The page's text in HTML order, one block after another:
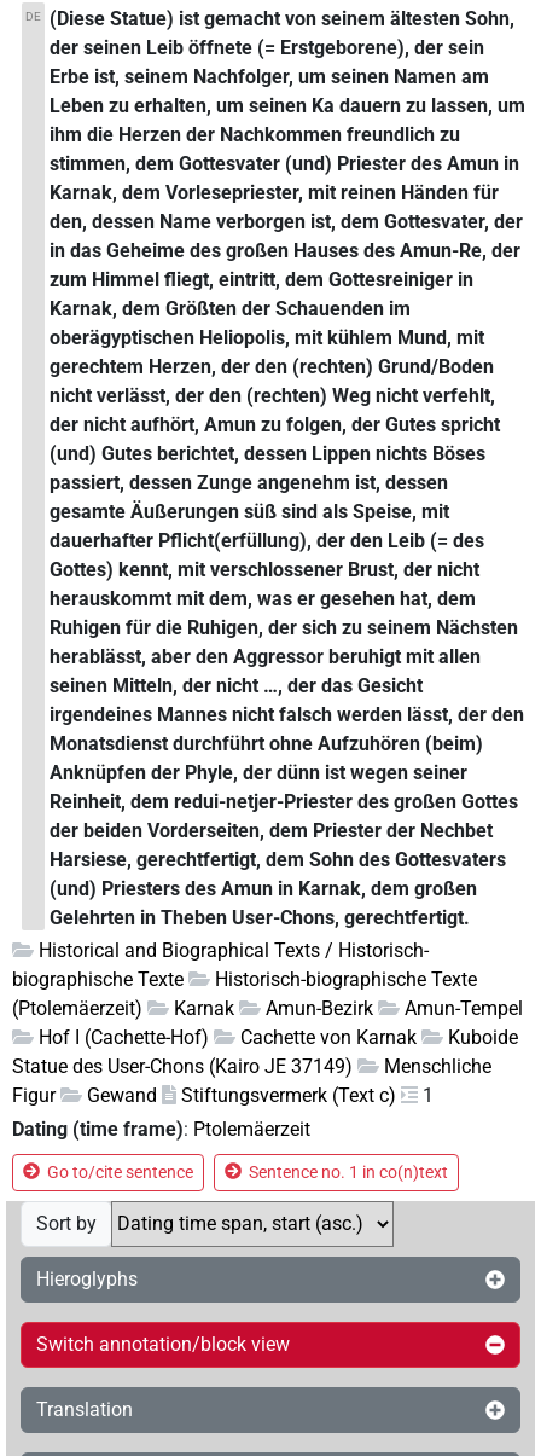
DE
(Diese Statue) ist gemacht von seinem ältesten Sohn,
der seinen Leib öffnete (= Erstgeborene), der sein
Erbe ist, seinem Nachfolger, um seinen Namen am
Leben zu erhalten, um seinen Ka dauern zu lassen, um
ihm die Herzen der Nachkommen freundlich zu
stimmen, dem Gottesvater (und) Priester des Amun in
Karnak, dem Vorlesepriester, mit reinen Händen für
den, dessen Name verborgen ist, dem Gottesvater, der
in das Geheime des großen Hauses des Amun-Re, der
zum Himmel fliegt, eintritt, dem Gottesreiniger in
Karnak, dem Größten der Schauenden im
oberägyptischen Heliopolis, mit kühlem Mund, mit
gerechtem Herzen, der den (rechten) Grund/Boden
nicht verlässt, der den (rechten) Weg nicht verfehlt,
der nicht aufhört, Amun zu folgen, der Gutes spricht
(und) Gutes berichtet, dessen Lippen nichts Böses
passiert, dessen Zunge angenehm ist, dessen
gesamte Äußerungen süß sind als Speise, mit
dauerhafter Pflicht(erfüllung), der den Leib (= des
Gottes) kennt, mit verschlossener Brust, der nicht
herauskommt mit dem, was er gesehen hat, dem
Ruhigen für die Ruhigen, der sich zu seinem Nächsten
herablässt, aber den Aggressor beruhigt mit allen
seinen Mitteln, der nicht …, der das Gesicht
irgendeines Mannes nicht falsch werden lässt, der den
Monatsdienst durchführt ohne Aufzuhören (beim)
Anknüpfen der Phyle, der dünn ist wegen seiner
Reinheit, dem redui-netjer-Priester des großen Gottes
der beiden Vorderseiten, dem Priester der Nechbet
Harsiese, gerechtfertigt, dem Sohn des Gottesvaters
(und) Priesters des Amun in Karnak, dem großen
Gelehrten in Theben User-Chons, gerechtfertigt.
Historical and Biographical Texts / Historisch-
biographische Texte
Historisch-biographische Texte
(Ptolemäerzeit)
Karnak Amun-Bezirk
Amun-Tempel
Hof I (Cachette-Hof)
Cachette von Karnak
Kuboide
Statue des User-Chons (Kairo JE 37149)
Menschliche
Figur
Gewand Stiftungsvermerk (Text c)
1
Dating (time frame): Ptolemäerzeit
Go to/cite sentence Sentence no. 1 in co(n)text
Sort by
Hieroglyphs
Switch annotation/block view
Translation